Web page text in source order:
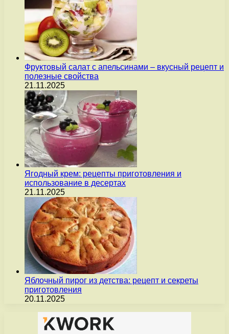
Фруктовый салат с апельсинами – вкусный рецепт и
полезные свойства
21.11.2025
Ягодный крем: рецепты приготовления и
использование в десертах
21.11.2025
Яблочный пирог из детства: рецепт и секреты
приготовления
20.11.2025